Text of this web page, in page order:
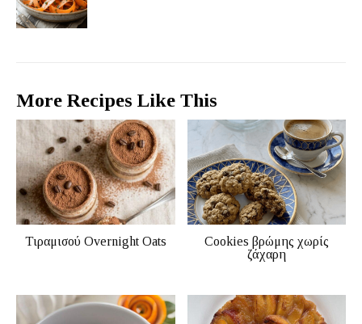
More Recipes Like This
Τιραμισού Overnight Oats
Cookies βρώμης χωρίς
ζάχαρη